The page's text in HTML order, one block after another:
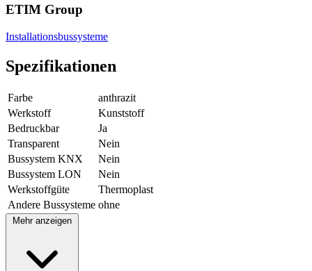
ETIM Group
Installationsbussysteme
Spezifikationen
Farbe
anthrazit
Werkstoff
Kunststoff
Bedruckbar
Ja
Transparent
Nein
Bussystem KNX
Nein
Bussystem LON
Nein
Werkstoffgüte
Thermoplast
Andere Bussysteme ohne
Mehr anzeigen